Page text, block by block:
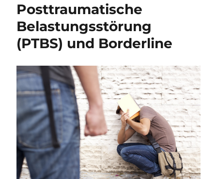
Posttraumatische
Belastungsstörung
(PTBS) und Borderline